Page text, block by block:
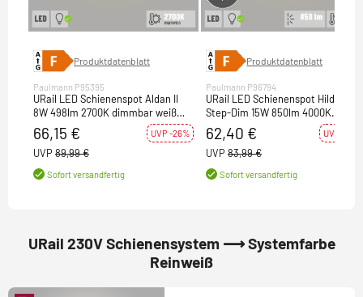
Produktdatenblatt
Paulmann P95395
URail LED Schienenspot Aldan II
8W 498lm 2700K dimmbar weiß
schwarz (LED fest verbaut)
66,15 € UVP -26%
UVP 89,99 €
Sofort versandfertig
Produktdatenblatt
Paulmann P96794
URail LED Schienenspot Hildor 3-
Step-Dim 15W 850lm 4000K
dimmbar weiß (LED fest verbaut)
62,40 € UVP -26%
UVP 83,99 €
Sofort versandfertig
URail 230V Schienensystem ⟶ Systemfarbe
Reinweiß